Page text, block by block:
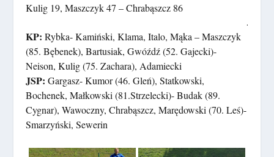
Kulig 19, Maszczyk 47 – Chrabąszcz 86
.
KP: Rybka- Kamiński, Klama, Italo, Mąka – Maszczyk
(85. Bębenek), Bartusiak, Gwóźdź (52. Gajecki)-
Neison, Kulig (75. Zachara), Adamiecki
JSP: Gargasz- Kumor (46. Gleń), Statkowski,
Bochenek, Małkowski (81.Strzelecki)- Budak (89.
Cygnar), Wawoczny, Chrabąszcz, Marędowski (70. Leś)-
Smarzyński, Sewerin